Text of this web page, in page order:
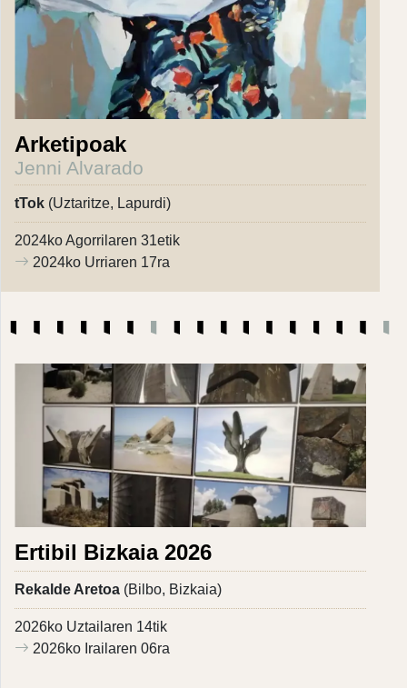
Arketipoak
Jenni Alvarado
tTok (Uztaritze, Lapurdi)
2024ko Agorrilaren 31etik
2024ko Urriaren 17ra
Ertibil Bizkaia 2026
Rekalde Aretoa (Bilbo, Bizkaia)
2026ko Uztailaren 14tik
2026ko Irailaren 06ra